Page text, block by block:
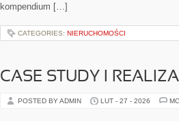
kompendium […]
CATEGORIES: NIERUCHOMOŚCI
CASE STUDY I
POSTED BY ADMIN LUT - 27 - 2026